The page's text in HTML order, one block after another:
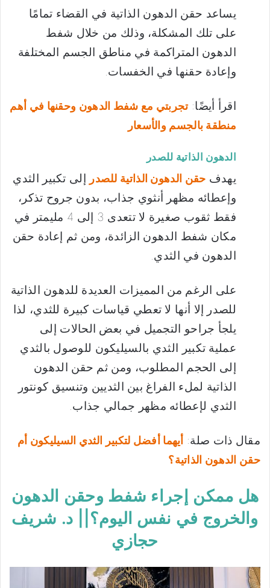
يساعد حقن الدهون الذاتية في القضاء تمامًا
على تلك المشكلة، وذلك من خلال شفط
الدهون المتراكمة في مناطق الجسم المختلفة
وإعادة حقنها في الخفسات.
اقرأ أيضًا:تجربتي مع شفط الدهون وحقنها في أهم
منطقة بالجسم والأسعار
الدهون الذاتية للصدر
يهدف حقن الدهون الذاتية للصدر إلى تكبير الثدي
وإعطائه مظهر أنثوي جذاب، بدون جروح تذكر،
فقط ثقوب صغيرة لا تتعدى 3 إلى 4 مليمتر في
مكان شفط الدهون الزائدة، ومن ثم إعادة حقن
الدهون في الثدي.
على الرغم من المميزات العديدة للدهون الذاتية
للصدر إلا أنها لا تعطي قياسات كبيرة للثدي، لذا
يلجأ جراحو التجميل في بعض الحالات إلى
عملية تكبير الثدي بالسيليكون للوصول بالثدي
إلى الحجم المطلوب، ومن ثم حقن الدهون
الذاتية لملء الفراغ بين الثديين وتنسيق كونتور
الثدي لإعطائه مظهر جمالي جذاب.
مقال ذات صلة: أيهما أفضل لتكبير الثدي السيليكون أم
حقن الدهون الذاتية؟
هل ممكن إجراء شفط وحقن الدهون
والخروج في نفس اليوم؟|| د. شريف
حجازي